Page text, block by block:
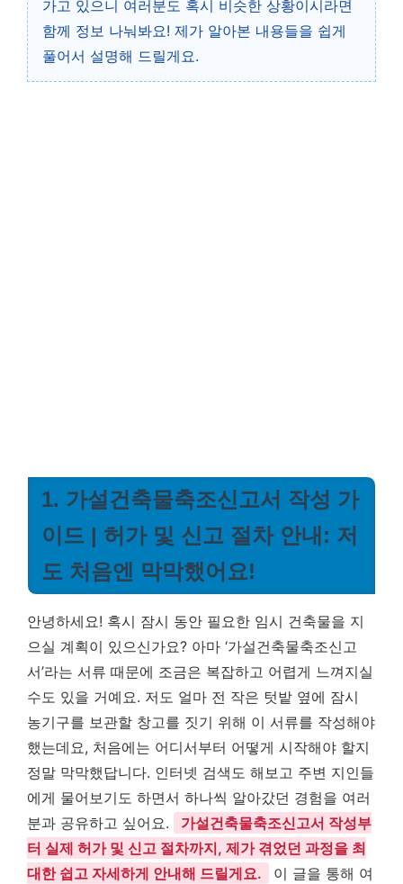
가고 있으니 여러분도 혹시 비슷한 상황이시라면
함께 정보 나눠봐요! 제가 알아본 내용들을 쉽게
풀어서 설명해 드릴게요.
1. 가설건축물축조신고서 작성 가
이드 | 허가 및 신고 절차 안내: 저
도 처음엔 막막했어요!
안녕하세요! 혹시 잠시 동안 필요한 임시 건축물을 지
으실 계획이 있으신가요? 아마 ‘가설건축물축조신고
서’라는 서류 때문에 조금은 복잡하고 어렵게 느껴지실
수도 있을 거예요. 저도 얼마 전 작은 텃밭 옆에 잠시
농기구를 보관할 창고를 짓기 위해 이 서류를 작성해야
했는데요, 처음에는 어디서부터 어떻게 시작해야 할지
정말 막막했답니다. 인터넷 검색도 해보고 주변 지인들
에게 물어보기도 하면서 하나씩 알아갔던 경험을 여러
분과 공유하고 싶어요.
가설건축물축조신고서 작성부
터 실제 허가 및 신고 절차까지, 제가 겪었던 과정을 최
대한 쉽고 자세하게 안내해 드릴게요.
이 글을 통해 여